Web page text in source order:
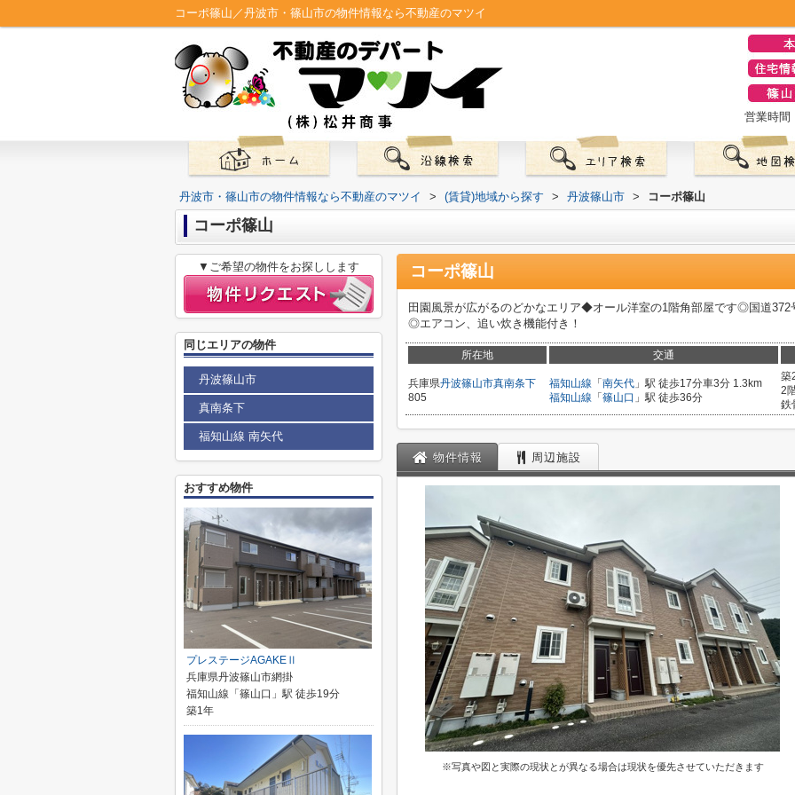
コーポ篠山／丹波市・篠山市の物件情報なら不動産のマツイ
営業時間
丹波市・篠山市の物件情報なら不動産のマツイ > (賃貸)地域から探す > 丹波篠山市 > コーポ篠山
コーポ篠山
コーポ篠山
田園風景が広がるのどかなエリア◆オール洋室の1階角部屋です◎国道372
◎エアコン、追い炊き機能付き！
所在地 交通
兵庫県丹波篠山市真南条下
805
福知山線 「 南矢代 」駅 徒歩17分車3分 1.3km
福知山線 「 篠山口 」駅 徒歩36分
築
2
鉄
物件情報 周辺施設
※写真や図と実際の現状とが異なる場合は現状を優先させていただきます
▼ご希望の物件をお探しします
同じエリアの物件
丹波篠山市
真南条下
福知山線 南矢代
おすすめ物件
プレステージAGAKEⅡ
兵庫県丹波篠山市網掛
福知山線「篠山口」駅 徒歩19分
築1年